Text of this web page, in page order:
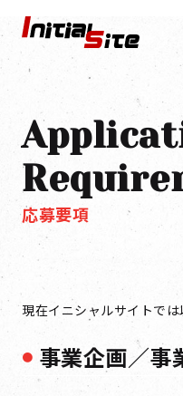
応募要項
現在イニシャルサイトでは
事業企画／事